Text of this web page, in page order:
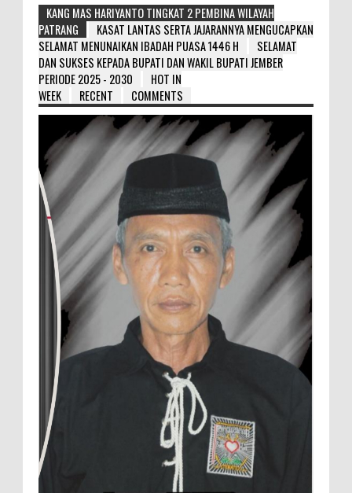
KANG MAS HARIYANTO TINGKAT 2 PEMBINA WILAYAH
PATRANG
KASAT LANTAS SERTA JAJARANNYA MENGUCAPKAN
SELAMAT MENUNAIKAN IBADAH PUASA 1446 H
SELAMAT
DAN SUKSES KEPADA BUPATI DAN WAKIL BUPATI JEMBER
PERIODE 2025 - 2030
HOT IN
WEEK
RECENT COMMENTS